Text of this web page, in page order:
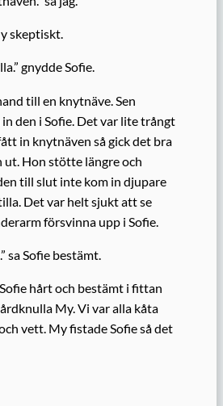
skeptiskt.
gnydde Sofie.
till en knytnäve. Sen
den i Sofie. Det var lite trångt
in knytnäven så gick det bra
ut. Hon stötte längre och
till slut inte kom in djupare
Det var helt sjukt att se
försvinna upp i Sofie.
sa Sofie bestämt.
hårt och bestämt i fittan
My. Vi var alla kåta
vett. My fistade Sofie så det